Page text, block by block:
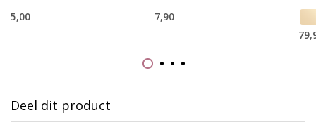
5,00 7,90
Deel dit product